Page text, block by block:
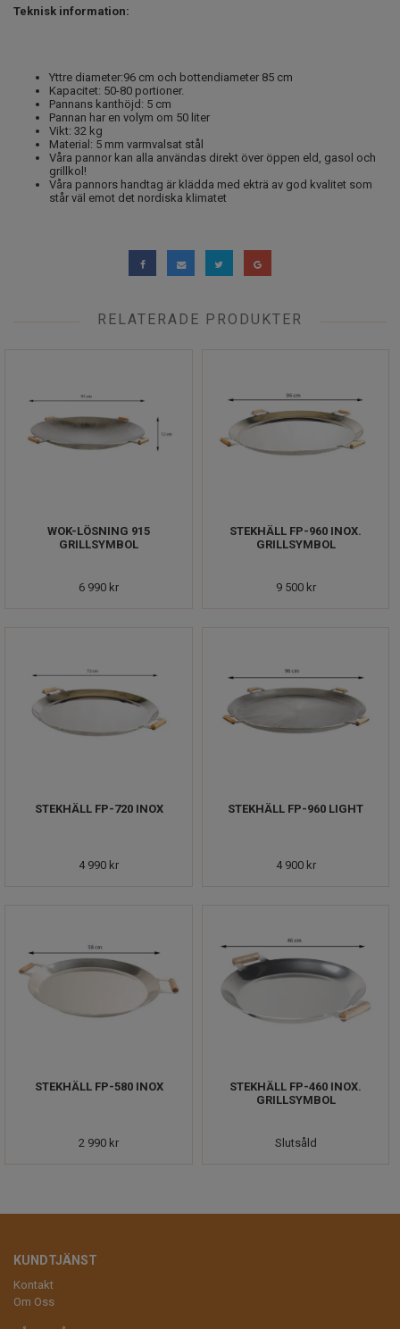
Teknisk information:
Yttre diameter:96 cm och bottendiameter 85 cm
Kapacitet: 50-80 portioner.
Pannans kanthöjd: 5 cm
Pannan har en volym om 50 liter
Vikt: 32 kg
Material: 5 mm varmvalsat stål
Våra pannor kan alla användas direkt över öppen eld, gasol och
grillkol!
Våra pannors handtag är klädda med ekträ av god kvalitet som
står väl emot det nordiska klimatet
RELATERADE PRODUKTER
WOK-LÖSNING 915
GRILLSYMBOL
6 990 kr
STEKHÄLL FP-960 INOX.
GRILLSYMBOL
9 500 kr
STEKHÄLL FP-720 INOX
4 990 kr
STEKHÄLL FP-960 LIGHT
4 900 kr
STEKHÄLL FP-580 INOX
2 990 kr
STEKHÄLL FP-460 INOX.
GRILLSYMBOL
Slutsåld
KUNDTJÄNST
Kontakt
Om Oss